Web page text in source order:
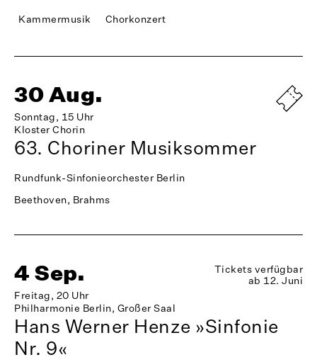
Kammermusik Chorkonzert
30 Aug.
Sonntag, 15 Uhr
Kloster Chorin
63. Choriner Musiksommer
Rundfunk-Sinfonieorchester Berlin
Beethoven, Brahms
4 Sep.
Freitag, 20 Uhr
Philharmonie Berlin, Großer Saal
Tickets verfügbar
ab 12. Juni
Hans Werner Henze »Sinfonie
Nr. 9«